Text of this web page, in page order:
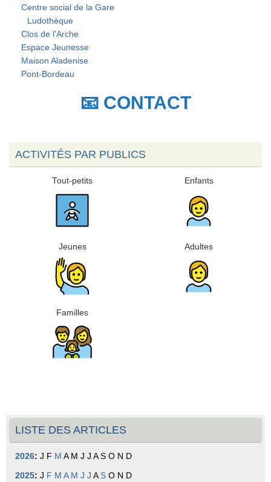
Centre social de la Gare
Ludothèque
Clos de l'Arche
Espace Jeunesse
Maison Aladenise
Pont-Bordeau
📧 CONTACT
ACTIVITÉS PAR PUBLICS
Tout-petits Enfants
Jeunes Adultes
Familles
LISTE DES ARTICLES
2026: J F M A M J J A S O N D
2025: J F M A M J J A S O N D